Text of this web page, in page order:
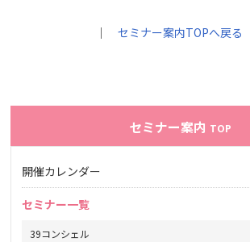
｜セミナー案内TOPへ戻る
セミナー案内 TOP
開催カレンダー
セミナー一覧
39コンシェル